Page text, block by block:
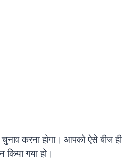
करना होगा। आपको ऐसे बीज ही
गया हो।